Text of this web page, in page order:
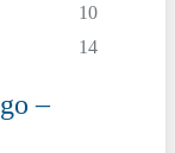
10
14
–